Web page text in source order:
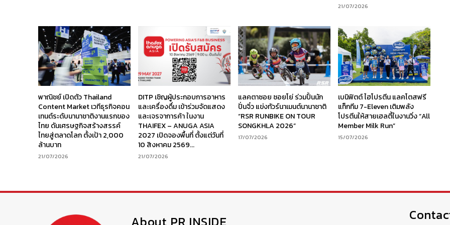
21/07/2026
พาณิชย์ เปิดตัว Thailand
Content Market เวทีธุรกิจคอน
เทนต์ระดับนานาชาติงานแรกของ
ไทย ดันเศรษฐกิจสร้างสรรค์
ไทยสู่ตลาดโลก ตั้งเป้า 2,000
ล้านบาท
21/07/2026
DITP เชิญผู้ประกอบการอาหาร
และเครื่องดื่ม เข้าร่วมจัดแสดง
และเจรจาการค้า ในงาน
THAIFEX – ANUGA ASIA
2027 เปิดจองพื้นที่ ตั้งแต่วันที่
10 สิงหาคม 2569...
21/07/2026
แลคตาซอย ซอยโย่ ร่วมปั้นนัก
ปั่นจิ๋ว แข่งทัวร์นาเมนต์นานาชาติ
“RSR RUNBIKE ON TOUR
SONGKHLA 2026”
17/07/2026
เบนิฟิตต์ ไฮโปรตีน แลคโตสฟรี
แท็กทีม 7-Eleven เติมพลัง
โปรตีนให้สายเฮลตี้ในงานวิ่ง “All
Member Milk Run”
15/07/2026